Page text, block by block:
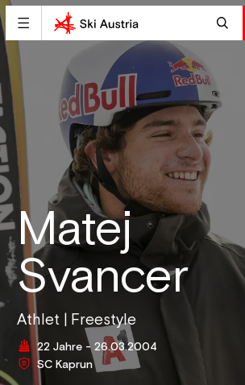
Matej
Svancer
Athlet | Freestyle
22 Jahre - 26.03.2004
SC Kaprun